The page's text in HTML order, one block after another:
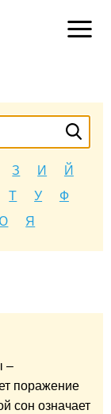
З И
Й
Т У
Ф
Я
–
поражение
сон означает